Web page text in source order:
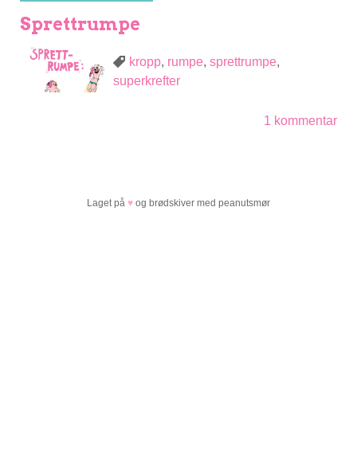
Sprettrumpe
kropp, rumpe,sprettrumpe,
superkrefter
1 kommentar
Laget på ♥ og brødskiver med peanutsmør